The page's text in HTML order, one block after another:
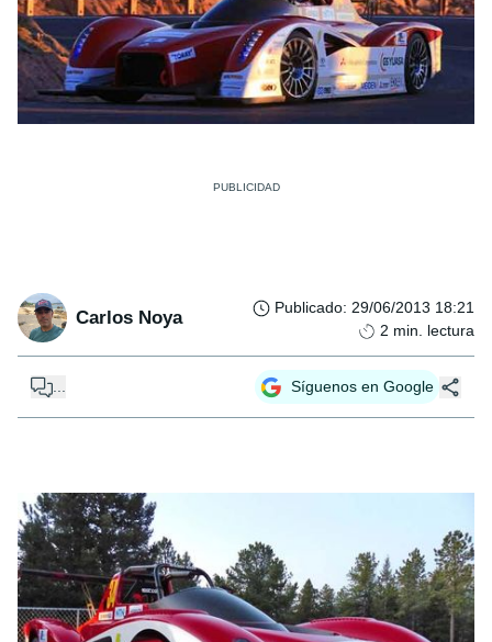
Carlos Noya Publicado: 29/06/2013 18:21
2 min. lectura
... Síguenos en Google